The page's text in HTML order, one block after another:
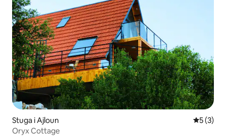
Stuga i Ajloun 5 av 5 i
5 (3)
Oryx Cottage